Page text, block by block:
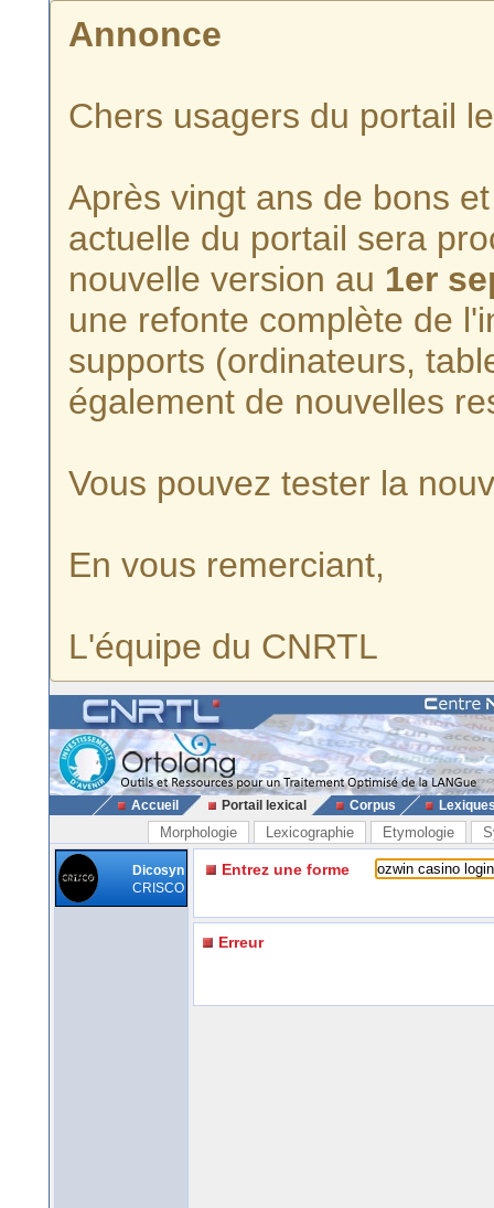
Annonce
Chers usagers du portail
Après vingt ans de bons
actuelle du portail sera
nouvelle version au 1er
une refonte complète de
supports (ordinateurs,
également de nouvelles
Vous pouvez tester la
En vous remerciant,
L'équipe du CNRTL
Accueil Portail lexical Corpus
Morphologie Lexicographie Etymologie
Dicosyn
CRISCO
Entrez une forme
Erreur